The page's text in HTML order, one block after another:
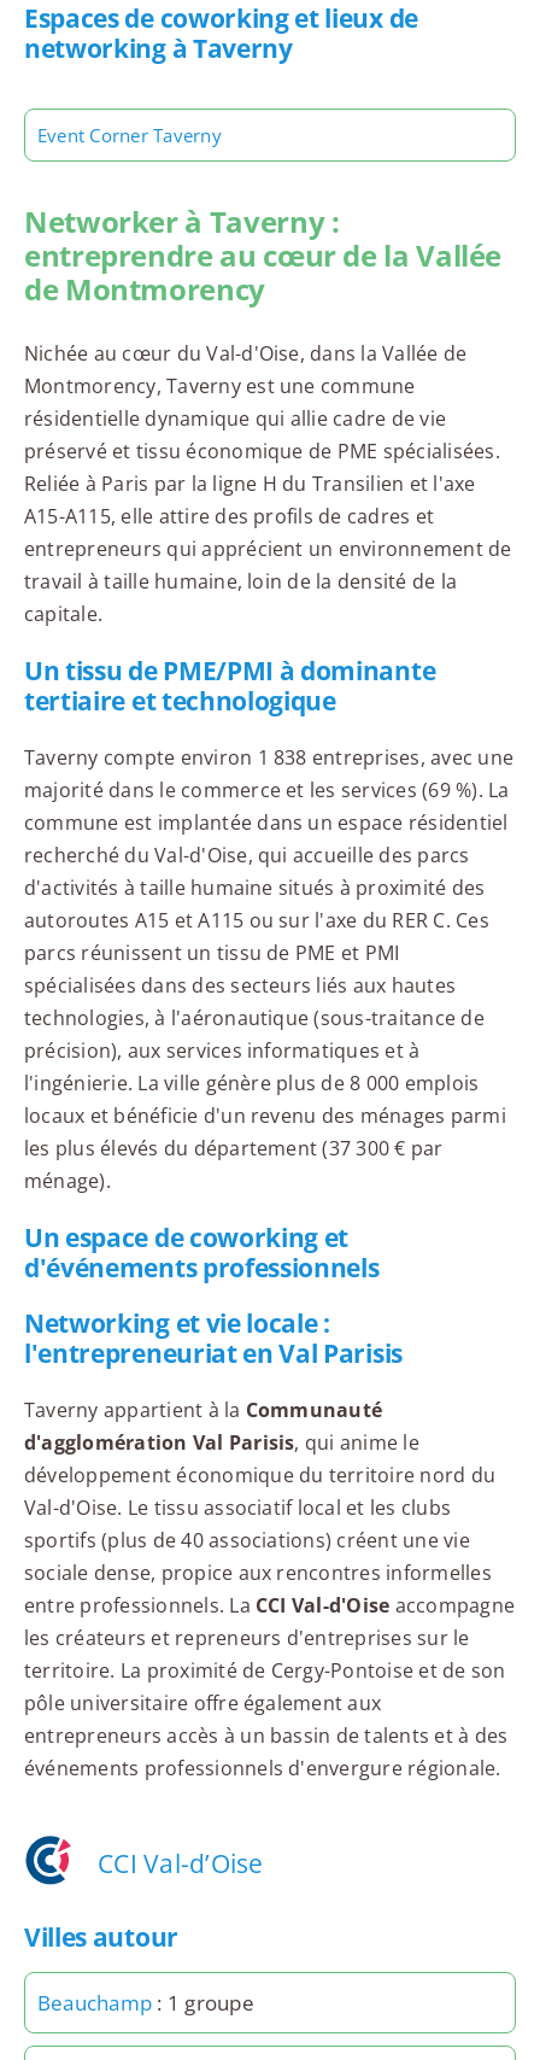
Espaces de coworking et lieux de
networking à Taverny
Event Corner Taverny
Networker à Taverny :
entreprendre au cœur de la Vallée
de Montmorency
Nichée au cœur du Val-d'Oise, dans la Vallée de
Montmorency, Taverny est une commune
résidentielle dynamique qui allie cadre de vie
préservé et tissu économique de PME spécialisées.
Reliée à Paris par la ligne H du Transilien et l'axe
A15-A115, elle attire des profils de cadres et
entrepreneurs qui apprécient un environnement de
travail à taille humaine, loin de la densité de la
capitale.
Un tissu de PME/PMI à dominante
tertiaire et technologique
Taverny compte environ 1 838 entreprises, avec une
majorité dans le commerce et les services (69 %). La
commune est implantée dans un espace résidentiel
recherché du Val-d'Oise, qui accueille des parcs
d'activités à taille humaine situés à proximité des
autoroutes A15 et A115 ou sur l'axe du RER C. Ces
parcs réunissent un tissu de PME et PMI
spécialisées dans des secteurs liés aux hautes
technologies, à l'aéronautique (sous-traitance de
précision), aux services informatiques et à
l'ingénierie. La ville génère plus de 8 000 emplois
locaux et bénéficie d'un revenu des ménages parmi
les plus élevés du département (37 300 € par
ménage).
Un espace de coworking et
d'événements professionnels
Networking et vie locale :
l'entrepreneuriat en Val Parisis
Taverny appartient à la Communauté
d'agglomération Val Parisis, qui anime le
développement économique du territoire nord du
Val-d'Oise. Le tissu associatif local et les clubs
sportifs (plus de 40 associations) créent une vie
sociale dense, propice aux rencontres informelles
entre professionnels. La CCI Val-d'Oise accompagne
les créateurs et repreneurs d'entreprises sur le
territoire. La proximité de Cergy-Pontoise et de son
pôle universitaire offre également aux
entrepreneurs accès à un bassin de talents et à des
événements professionnels d'envergure régionale.
CCI Val-d’Oise
Villes autour
Beauchamp : 1 groupe